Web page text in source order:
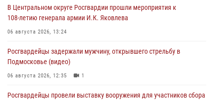
В Центральном округе Росгвардии прошли мероприятия к
108‑летию генерала армии И.К. Яковлева
06 августа 2026, 13:24
Росгвардейцы задержали мужчину, открывшего стрельбу в
Подмосковье (видео)
06 августа 2026, 12:35 1
Росгвардейцы провели выставку вооружения для участников сбора